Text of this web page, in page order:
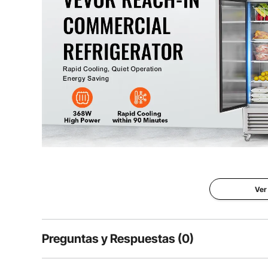
82,5 x 31,4 x
Combina un enfriamiento eficiente con una pantalla
descongelación automática enfría rápidamente y
frescos
Ver
Preguntas y Respuestas (0)